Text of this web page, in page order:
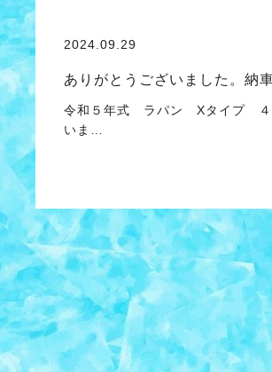
2024.09.29
ありがとうございました。納車
令和５年式 ラパン Xタイプ ４
いま…